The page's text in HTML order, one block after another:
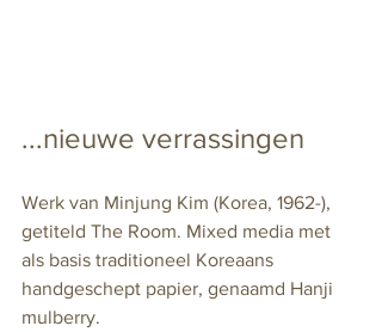
...nieuwe verrassingen
Werk van Minjung Kim (Korea, 1962-),
getiteld The Room. Mixed media met
als basis traditioneel Koreaans
handgeschept papier, genaamd Hanji
mulberry.